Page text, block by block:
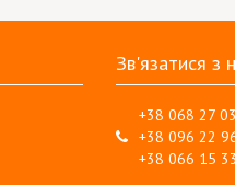
Зв'язатися з
+38 068 27
+38 096 22
+38 066 15